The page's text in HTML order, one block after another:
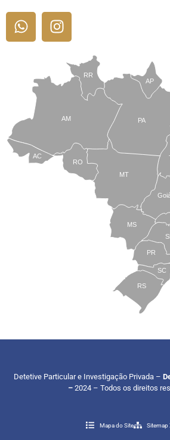
AP
PA
RR
AM
AC
RO
MT
MS
PR
SC
RS
Detetive Particular e Investigação Privada –
– 2024 – Todos os direitos
Mapa do Site Sitemap